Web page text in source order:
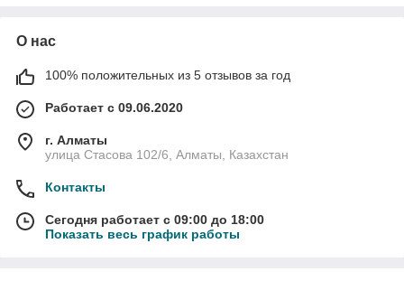
решения для трубопроводных систем
Что такое фитинги ПНД?
О нас
100% положительных из 5 отзывов за год
Работает с 09.06.2020
г. Алматы
улица Стасова 102/6, Алматы, Казахстан
Контакты
Сегодня работает с 09:00 до 18:00
Показать весь график работы